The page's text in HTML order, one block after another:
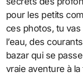
pour les petits
ces photos, tu
l’eau, des
bazar qui se
vraie aventure à